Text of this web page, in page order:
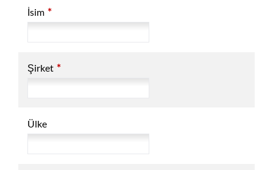
İsim *
Şirket *
Ülke